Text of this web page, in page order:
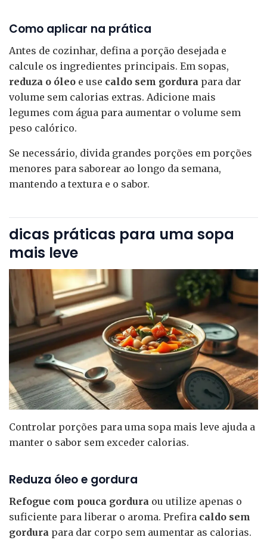
Como aplicar na prática
Antes de cozinhar, defina a porção desejada e
calcule os ingredientes principais. Em sopas,
reduza o óleo e use caldo sem gordura para dar
volume sem calorias extras. Adicione mais
legumes com água para aumentar o volume sem
peso calórico.
Se necessário, divida grandes porções em porções
menores para saborear ao longo da semana,
mantendo a textura e o sabor.
dicas práticas para uma sopa
mais leve
Controlar porções para uma sopa mais leve ajuda a
manter o sabor sem exceder calorias.
Reduza óleo e gordura
Refogue com pouca gordura ou utilize apenas o
suficiente para liberar o aroma. Prefira caldo sem
gordura para dar corpo sem aumentar as calorias.